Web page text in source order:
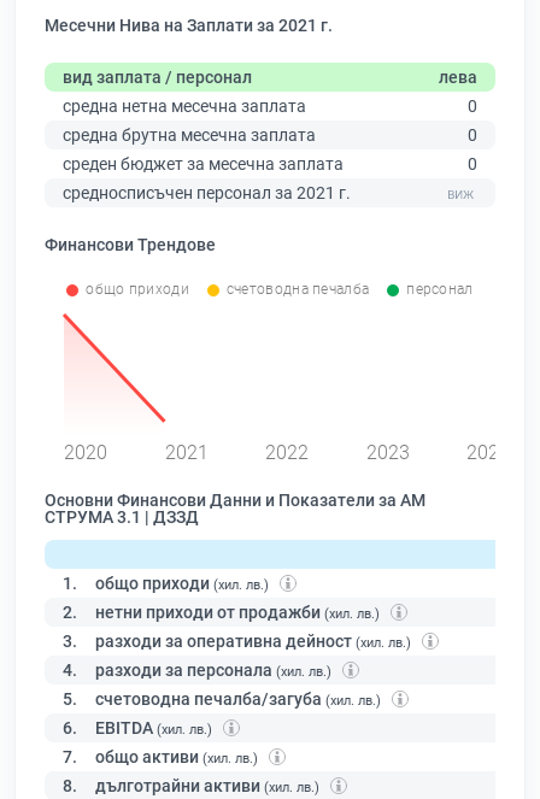
Месечни Нива на Заплати за 2021 г.
вид заплата / персонал
лева
средна нетна месечна заплата
0
средна брутна месечна заплата
0
среден бюджет за месечна заплата
0
средносписъчен персонал за 2021 г.
Финансови Трендове
общо приходи счетоводна печалба персонал
2020 2021 2022 2023 2024
Основни Финансови Данни и Показатели за АМ
СТРУМА 3.1 | ДЗЗД
1. общо приходи (хил. лв.)
2. нетни приходи от продажби (хил. лв.)
3. разходи за оперативна дейност (хил. лв.)
4. разходи за персонала (хил. лв.)
5. счетоводна печалба/загуба (хил. лв.)
6. EBITDA (хил. лв.)
7. общо активи (хил. лв.)
8. дълготрайни активи (хил. лв.)